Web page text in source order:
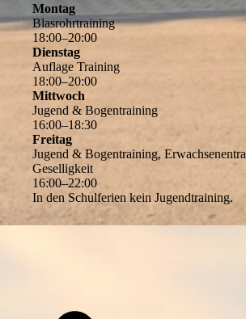
Montag
Blasrohrtraining
18:00–20:00
Dienstag
Auflage Training
18:00–20:00
Mittwoch
Jugend & Bogentraining
16:00–18:30
Freitag
Jugend & Bogentraining,
Geselligkeit
16:00–22:00
In den Schulferien kein Jugendtraining.